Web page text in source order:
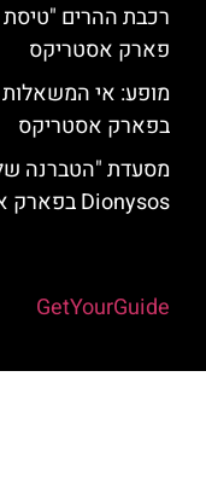
פארק אסטריקס
בפארק אסטריקס
Dionysos בפארק אסטריקס
GetYourGuide